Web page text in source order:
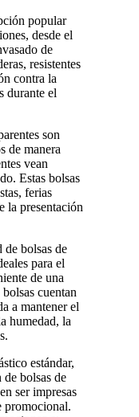
popular
desde el
de
resistentes
contra la
durante el
son
de manera
vean
Estas bolsas
ferias
la presentación
de bolsas de
para el
de una
cuentan
a mantener el
humedad, la
estándar,
bolsas de
ser impresas
promocional.